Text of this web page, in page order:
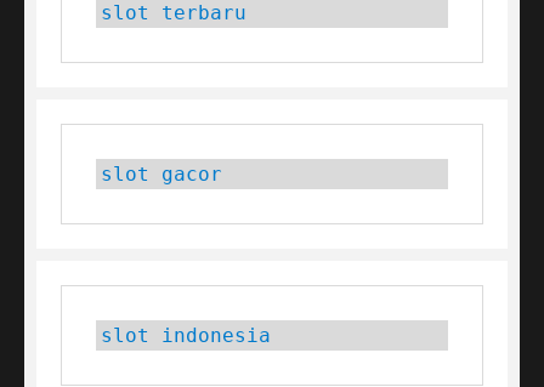
slot terbaru
slot gacor
slot indonesia